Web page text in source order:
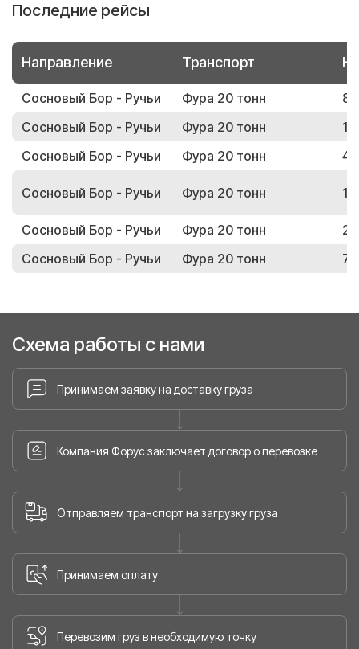
Последние рейсы
Направление Транспорт
Сосновый Бор - Ручьи Фура 20 тонн
Сосновый Бор - Ручьи
Фура 20 тонн
Сосновый Бор - Ручьи
Фура 20 тонн
Сосновый Бор - Ручьи Фура 20 тонн
Сосновый Бор - Ручьи Фура 20 тонн
Сосновый Бор - Ручьи
Фура 20 тонн
Схема работы с нами
Принимаем заявку на доставку груза
Компания Форус заключает договор о перевозке
Отправляем транспорт на загрузку груза
Принимаем оплату
Перевозим груз в необходимую точку